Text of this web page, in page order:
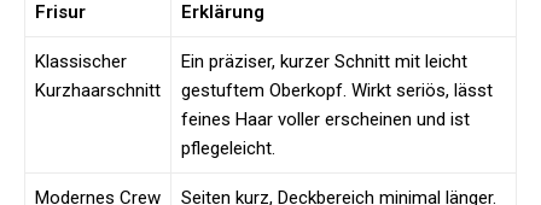
Frisur Erklärung
Klassischer
Kurzhaarschnitt
Ein präziser, kurzer Schnitt mit leicht
gestuftem Oberkopf. Wirkt seriös, lässt
feines Haar voller erscheinen und ist
pflegeleicht.
Modernes Crew
Seiten kurz, Deckbereich minimal länger.